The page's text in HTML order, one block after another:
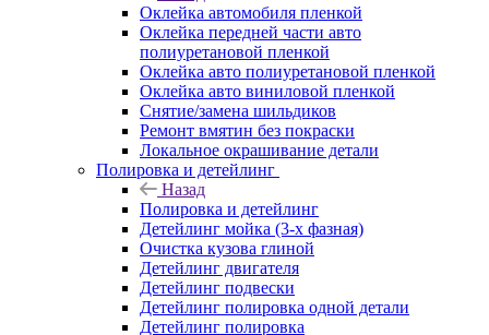
Оклейка автомобиля пленкой
Оклейка передней части авто
полиуретановой пленкой
Оклейка авто полиуретановой пленкой
Оклейка авто виниловой пленкой
Снятие/замена шильдиков
Ремонт вмятин без покраски
Локальное окрашивание детали
Полировка и детейлинг
Назад
Полировка и детейлинг
Детейлинг мойка (3-х фазная)
Очистка кузова глиной
Детейлинг двигателя
Детейлинг подвески
Детейлинг полировка одной детали
Детейлинг полировка